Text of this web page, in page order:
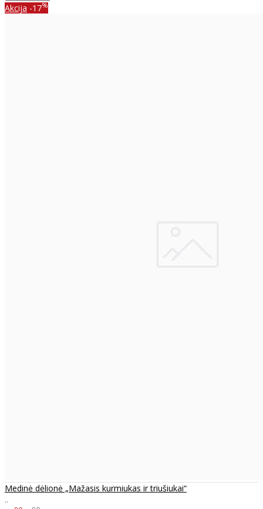
Akcija -17%
Medinė dėlionė „Mažasis kurmiukas ir triušiukai“
..